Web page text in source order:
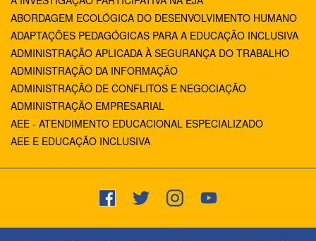
ABORDAGEM ECOLÓGICA DO DESENVOLVIMENTO HUMANO
ADAPTAÇÕES PEDAGÓGICAS PARA A EDUCAÇÃO INCLUSIVA
ADMINISTRAÇÃO APLICADA À SEGURANÇA DO TRABALHO
ADMINISTRAÇÃO DA INFORMAÇÃO
ADMINISTRAÇÃO DE CONFLITOS E NEGOCIAÇÃO
ADMINISTRAÇÃO EMPRESARIAL
AEE - ATENDIMENTO EDUCACIONAL ESPECIALIZADO
AEE E EDUCAÇÃO INCLUSIVA